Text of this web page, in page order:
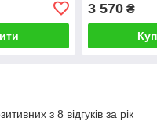
3 570₴
з 8 відгуків за рік